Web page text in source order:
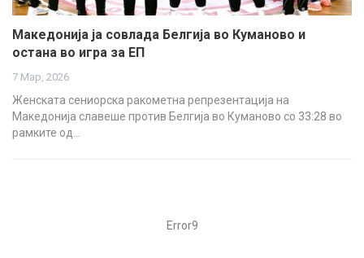
Македонија ја совлада Белгија во Куманово и
остана во игра за ЕП
7 Мар, 2026
Женската сениорска ракометна репрезентација на
Македонија славеше против Белгија во Куманово со 33:28 во
рамките од…
Error9